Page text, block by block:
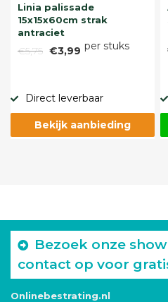
Linia palissade
15x15x60cm strak
antraciet
€5,75 €3,99 per stuks
Direct leverbaar
Bekijk aanbieding
Bezoek onze
contact op voor
Onlinebestrating.nl